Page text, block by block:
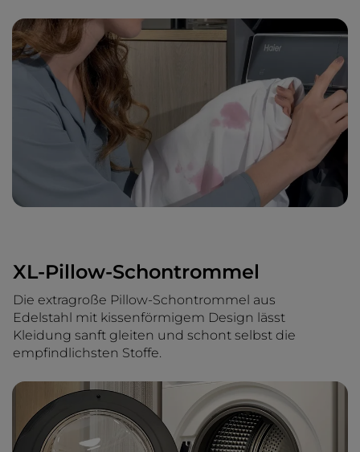
XL-Pillow-Schontrommel
Die extragroße Pillow-Schontrommel aus
Edelstahl mit kissenförmigem Design lässt
Kleidung sanft gleiten und schont selbst die
empfindlichsten Stoffe.